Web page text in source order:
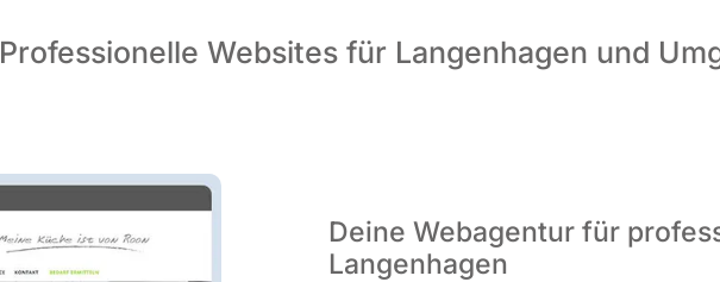
Professionelle Websites für Langenhagen und
Deine Webagentur für
Langenhagen